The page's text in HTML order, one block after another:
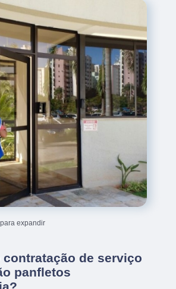
expandir
contratação de serviço
panfletos